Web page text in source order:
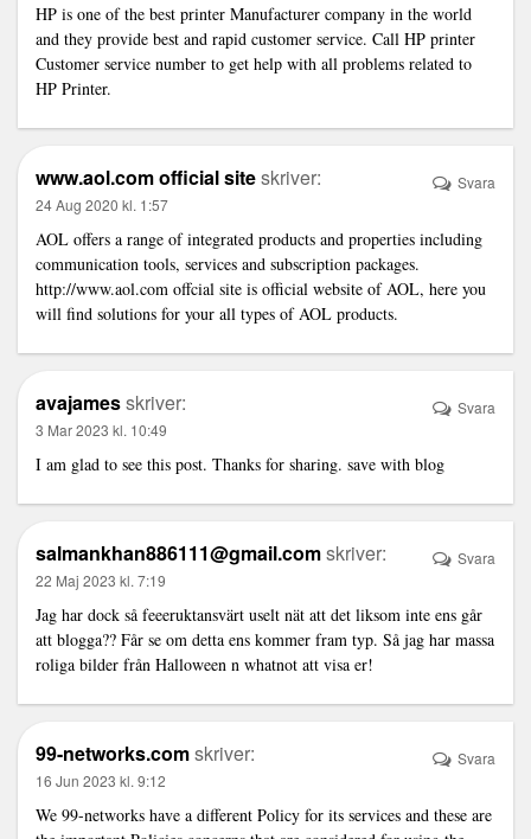
HP is one of the best printer Manufacturer company in the world
and they provide best and rapid customer service. Call HP printer
Customer service number to get help with all problems related to
HP Printer.
www.aol.com official siteskriver:
24 Aug 2020 kl. 1:57
AOL offers a range of integrated products and properties including
communication tools, services and subscription packages.
http://www.aol.com offcial site is official website of AOL, here you
will find solutions for your all types of AOL products.
Svara
avajamesskriver:
3 Mar 2023 kl. 10:49
I am glad to see this post. Thanks for sharing. save with blog
Svara
salmankhan886111@gmail.comskriver:
22 Maj 2023 kl. 7:19
Jag har dock så feeeruktansvärt uselt nät att det liksom inte ens går
att blogga?? Får se om detta ens kommer fram typ. Så jag har massa
roliga bilder från Halloween n whatnot att visa er!
Svara
99-networks.comskriver:
16 Jun 2023 kl. 9:12
We 99-networks have a different Policy for its services and these are
Svara